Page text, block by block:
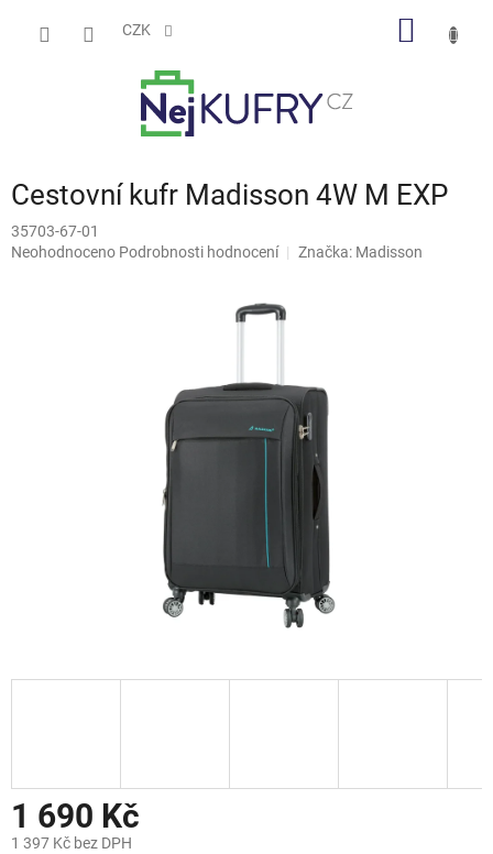
CZK
Cestovní kufr Madisson 4W M EXP
35703-67-01
Průměrné
Neohodnoceno Podrobnosti hodnocení Značka: Madisson
1 690 Kč
1 397 Kč bez DPH